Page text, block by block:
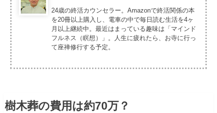
24歳の終活カウンセラー。Amazonで終活関係の本
を20冊以上購入し、電車の中で毎日読む生活を4ヶ
月以上継続中。最近はまっている趣味は「マインド
フルネス（瞑想）」。人生に疲れたら、お寺に行っ
て座禅修行する予定。
樹木葬の費用は約70万？